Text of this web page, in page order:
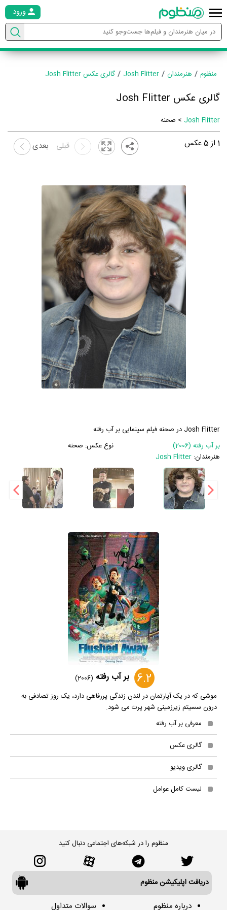
ورود
منظوم هنرمندان Josh Flitter گالری عکس Josh Flitter
گالری عکس Josh Flitter
Josh Flitter > صحنه
1 از5عکس بعدی قبلی
Josh Flitter در صحنه فیلم سینمایی بر آب رفته
بر آب رفته (2006)
نوع عکس: صحنه
هنرمندان:Josh Flitter
6.2 بر آب رفته (2006)
موشى که در یک آپارتمان در لندن زندگى پررفاهى دارد، یک روز تصادفى به
درون سسیتم زیرزمینى شهر پرت مى شود.
معرفی بر آب رفته
گالری عکس
گالری ویدیو
لیست کامل عوامل
منظوم را در شبکه‌های اجتماعی دنبال کنید
دریافت اپلیکیشن منظوم
درباره منظوم سوالات متداول